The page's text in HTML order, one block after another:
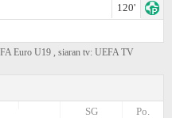
120'
Euro U19 , siaran tv: UEFA TV
Po.
SG